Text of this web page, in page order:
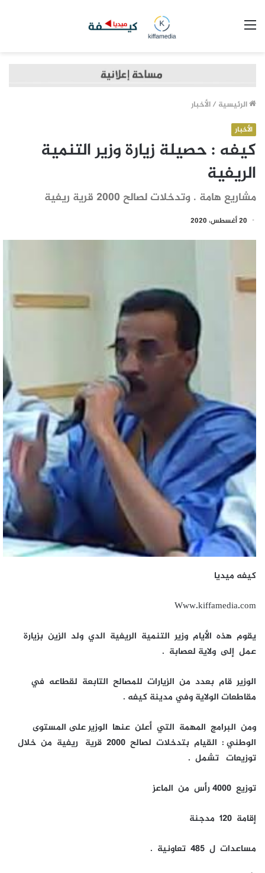
الرئيسية /الأخبار
الأخبار
كيفه : حصيلة زيارة وزير التنمية
الريفية
مشاريع هامة . وتدخلات لصالح 2000 قرية ريفية
20 أغسطس، 2020
كيفه ميديا
Www.kiffamedia.com
يقوم هذه الأيام وزير التنمية الريفية الدي ولد الزين بزيارة
عمل إلى ولاية لعصابة .
الوزير قام بعدد من الزيارات للمصالح التابعة لقطاعه في
مقاطعات الولاية وفي مدينة كيفه .
ومن البرامج المهمة التي أعلن عنها الوزير على المستوى
الوطني : القيام بتدخلات لصالح 2000 قرية ريفية من خلال
توزيعات تشمل .
توزيع 4000 رأس من الماعز
إقامة 120 مدجنة
مساعدات ل 485 تعاونية .